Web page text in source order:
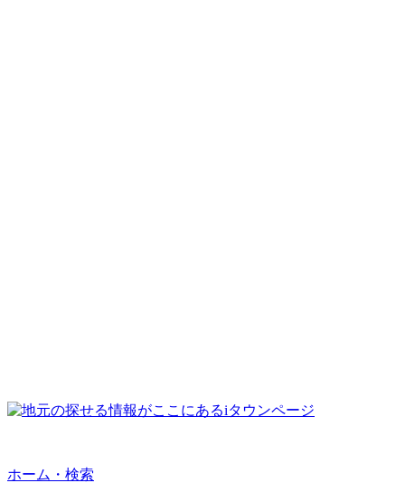
ホーム・検索